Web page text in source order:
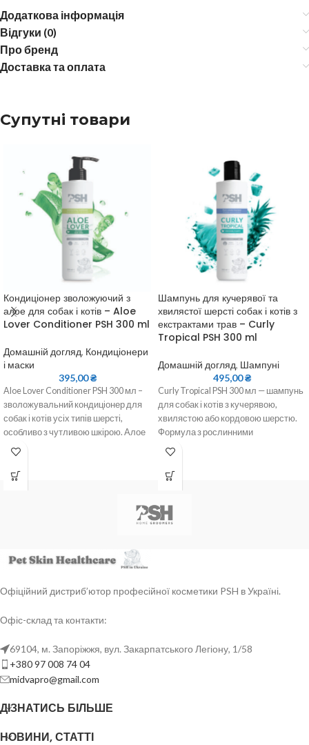
Додаткова інформація
Відгуки (0)
Про бренд
Доставка та оплата
Супутні товари
Кондиціонер зволожуючий з
алое для собак і котів – Aloe
Lover Conditioner PSH 300 ml
Домашній догляд, Кондиціонери
і маски
395,00₴
Aloe Lover Conditioner PSH 300 мл –
зволожувальний кондиціонер для
собак і котів усіх типів шерсті,
особливо з чутливою шкірою. Алое
вера та гідролізовані протеїни сої
діють і на шерсть, і на епідерміс,
допомагаючи утримувати вологу,
Крок 2 після шампуню Aloe Lover.
Шампунь для кучерявої та
хвилястої шерсті собак і котів з
екстрактами трав – Curly
Tropical PSH 300 ml
Домашній догляд, Шампуні
495,00₴
Curly Tropical PSH 300 мл — шампунь
для собак і котів з кучерявою,
хвилястою або кордовою шерстю.
Формула з рослинними
екстрактами, гідролізованим
протеїном пшениці та
зволожувальними компонентами
Підходить для салонного та
Офіційний дистриб’ютор професійної косметики PSH в Україні.
Офіс-склад та контакти:
69104, м. Запоріжжя, вул. Закарпатського Легіону, 1/58
+380 97 008 74 04
midvapro@gmail.com
ДІЗНАТИСЬ БІЛЬШЕ
НОВИНИ, СТАТТІ